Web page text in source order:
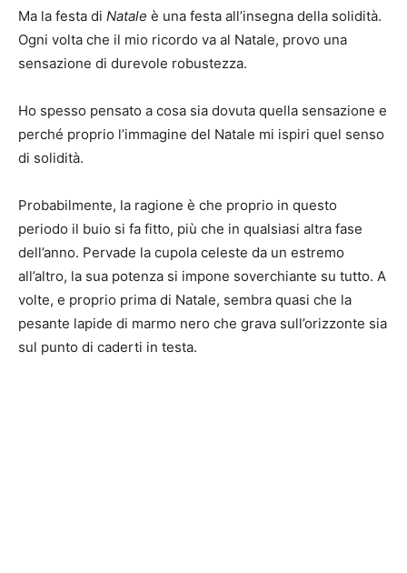
Ma la festa di Natale è una festa all’insegna della solidità.
Ogni volta che il mio ricordo va al Natale, provo una
sensazione di durevole robustezza.
Ho spesso pensato a cosa sia dovuta quella sensazione e
perché proprio l’immagine del Natale mi ispiri quel senso
di solidità.
Probabilmente, la ragione è che proprio in questo
periodo il buio si fa fitto, più che in qualsiasi altra fase
dell’anno. Pervade la cupola celeste da un estremo
all’altro, la sua potenza si impone soverchiante su tutto. A
volte, e proprio prima di Natale, sembra quasi che la
pesante lapide di marmo nero che grava sull’orizzonte sia
sul punto di caderti in testa.